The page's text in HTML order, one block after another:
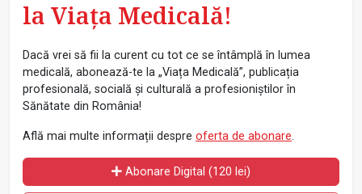
la Viața Medicală!
Dacă vrei să fii la curent cu tot ce se întâmplă în lumea
medicală, abonează-te la „Viața Medicală”, publicația
profesională, socială și culturală a profesioniștilor în
Sănătate din România!
Află mai multe informații despre oferta de abonare.
Abonare Digital (120 lei)